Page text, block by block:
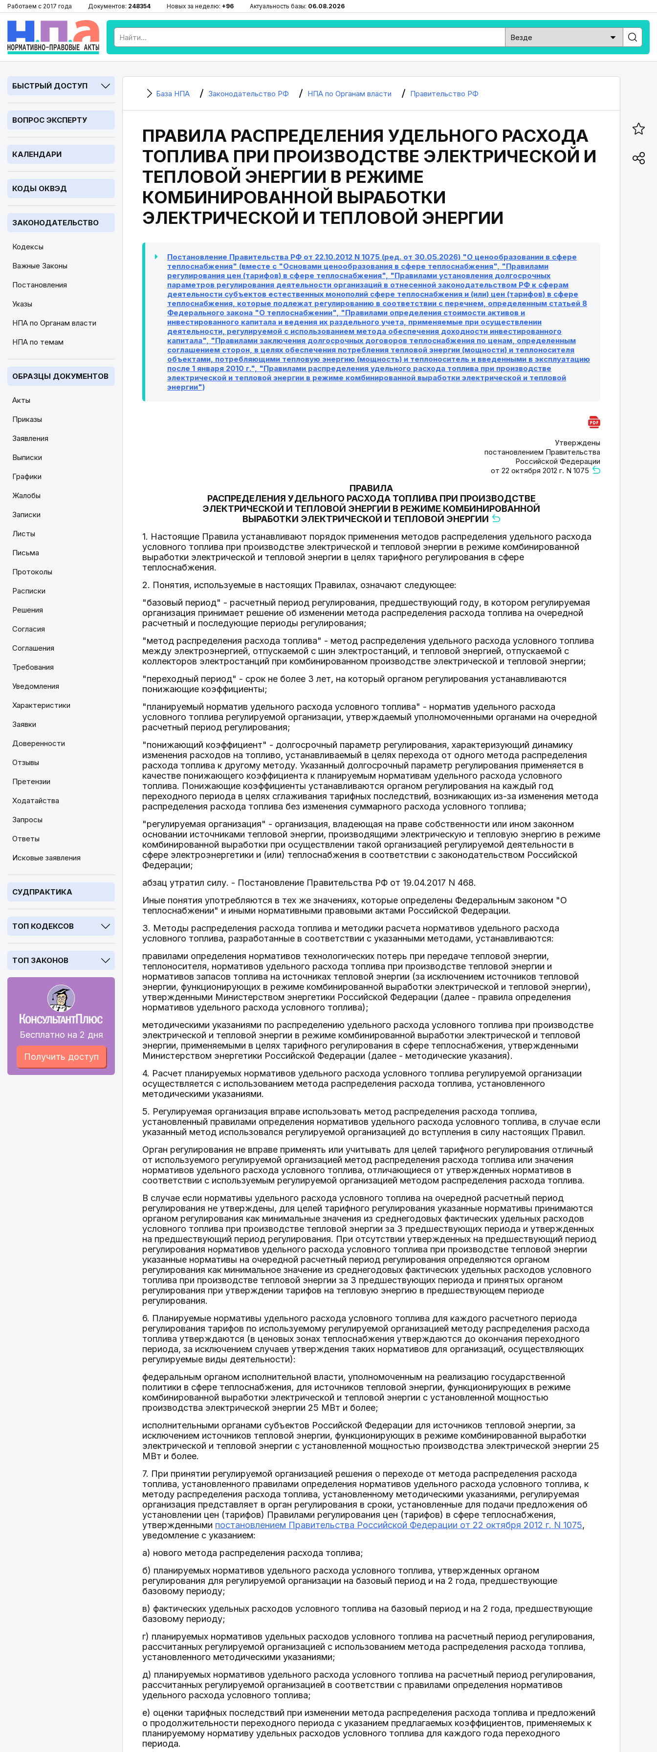
Работаем с 2017 года Документов: 248354 Новых за неделю: +96 Актуальность базы: 06.08.2026
БЫСТРЫЙ ДОСТУП
ВОПРОС ЭКСПЕРТУ
КАЛЕНДАРИ
КОДЫ ОКВЭД
ЗАКОНОДАТЕЛЬСТВО
Кодексы
Важные Законы
Постановления
Указы
НПА по Органам власти
НПА по темам
ОБРАЗЦЫ ДОКУМЕНТОВ
Акты
Приказы
Заявления
Выписки
Графики
Жалобы
Записки
Листы
Письма
Протоколы
Расписки
Решения
Согласия
Соглашения
Требования
Уведомления
Характеристики
Заявки
Доверенности
Отзывы
Претензии
Ходатайства
Запросы
Ответы
Исковые заявления
СУДПРАКТИКА
ТОП КОДЕКСОВ
ТОП ЗАКОНОВ
Бесплатно на 2 дня
Получить доступ
База НПА Законодательство РФ НПА по Органам власти Правительство РФ
ПРАВИЛА РАСПРЕДЕЛЕНИЯ УДЕЛЬНОГО РАСХОДА
ТОПЛИВА ПРИ ПРОИЗВОДСТВЕ ЭЛЕКТРИЧЕСКОЙ И
ТЕПЛОВОЙ ЭНЕРГИИ В РЕЖИМЕ
КОМБИНИРОВАННОЙ ВЫРАБОТКИ
ЭЛЕКТРИЧЕСКОЙ И ТЕПЛОВОЙ ЭНЕРГИИ
Постановление Правительства РФ от 22.10.2012 N 1075 (ред. от 30.05.2026) "О ценообразовании в сфере
теплоснабжения" (вместе с "Основами ценообразования в сфере теплоснабжения", "Правилами
регулирования цен (тарифов) в сфере теплоснабжения", "Правилами установления долгосрочных
параметров регулирования деятельности организаций в отнесенной законодательством РФ к сферам
деятельности субъектов естественных монополий сфере теплоснабжения и (или) цен (тарифов) в сфере
теплоснабжения, которые подлежат регулированию в соответствии с перечнем, определенным статьей 8
Федерального закона "О теплоснабжении", "Правилами определения стоимости активов и
инвестированного капитала и ведения их раздельного учета, применяемые при осуществлении
деятельности, регулируемой с использованием метода обеспечения доходности инвестированного
капитала", "Правилами заключения долгосрочных договоров теплоснабжения по ценам, определенным
соглашением сторон, в целях обеспечения потребления тепловой энергии (мощности) и теплоносителя
объектами, потребляющими тепловую энергию (мощность) и теплоноситель и введенными в эксплуатацию
после 1 января 2010 г.", "Правилами распределения удельного расхода топлива при производстве
электрической и тепловой энергии в режиме комбинированной выработки электрической и тепловой
энергии")
Утверждены
постановлением Правительства
Российской Федерации
от 22 октября 2012 г. N 1075
ПРАВИЛА
РАСПРЕДЕЛЕНИЯ УДЕЛЬНОГО РАСХОДА ТОПЛИВА ПРИ ПРОИЗВОДСТВЕ
ЭЛЕКТРИЧЕСКОЙ И ТЕПЛОВОЙ ЭНЕРГИИ В РЕЖИМЕ КОМБИНИРОВАННОЙ
ВЫРАБОТКИ ЭЛЕКТРИЧЕСКОЙ И ТЕПЛОВОЙ ЭНЕРГИИ
1. Настоящие Правила устанавливают порядок применения методов распределения удельного расхода
условного топлива при производстве электрической и тепловой энергии в режиме комбинированной
выработки электрической и тепловой энергии в целях тарифного регулирования в сфере
теплоснабжения.
2. Понятия, используемые в настоящих Правилах, означают следующее:
"базовый период" - расчетный период регулирования, предшествующий году, в котором регулируемая
организация принимает решение об изменении метода распределения расхода топлива на очередной
расчетный и последующие периоды регулирования;
"метод распределения расхода топлива" - метод распределения удельного расхода условного топлива
между электроэнергией, отпускаемой с шин электростанций, и тепловой энергией, отпускаемой с
коллекторов электростанций при комбинированном производстве электрической и тепловой энергии;
"переходный период" - срок не более 3 лет, на который органом регулирования устанавливаются
понижающие коэффициенты;
"планируемый норматив удельного расхода условного топлива" - норматив удельного расхода
условного топлива регулируемой организации, утверждаемый уполномоченными органами на очередной
расчетный период регулирования;
"понижающий коэффициент" - долгосрочный параметр регулирования, характеризующий динамику
изменения расходов на топливо, устанавливаемый в целях перехода от одного метода распределения
расхода топлива к другому методу. Указанный долгосрочный параметр регулирования применяется в
качестве понижающего коэффициента к планируемым нормативам удельного расхода условного
топлива. Понижающие коэффициенты устанавливаются органом регулирования на каждый год
переходного периода в целях сглаживания тарифных последствий, возникающих из-за изменения метода
распределения расхода топлива без изменения суммарного расхода условного топлива;
"регулируемая организация" - организация, владеющая на праве собственности или ином законном
основании источниками тепловой энергии, производящими электрическую и тепловую энергию в режиме
комбинированной выработки при осуществлении такой организацией регулируемой деятельности в
сфере электроэнергетики и (или) теплоснабжения в соответствии с законодательством Российской
Федерации;
абзац утратил силу. - Постановление Правительства РФ от 19.04.2017 N 468.
Иные понятия употребляются в тех же значениях, которые определены Федеральным законом "О
теплоснабжении" и иными нормативными правовыми актами Российской Федерации.
3. Методы распределения расхода топлива и методики расчета нормативов удельного расхода
условного топлива, разработанные в соответствии с указанными методами, устанавливаются:
правилами определения нормативов технологических потерь при передаче тепловой энергии,
теплоносителя, нормативов удельного расхода топлива при производстве тепловой энергии и
нормативов запасов топлива на источниках тепловой энергии (за исключением источников тепловой
энергии, функционирующих в режиме комбинированной выработки электрической и тепловой энергии),
утвержденными Министерством энергетики Российской Федерации (далее - правила определения
нормативов удельного расхода условного топлива);
методическими указаниями по распределению удельного расхода условного топлива при производстве
электрической и тепловой энергии в режиме комбинированной выработки электрической и тепловой
энергии, применяемыми в целях тарифного регулирования в сфере теплоснабжения, утвержденными
Министерством энергетики Российской Федерации (далее - методические указания).
4. Расчет планируемых нормативов удельного расхода условного топлива регулируемой организации
осуществляется с использованием метода распределения расхода топлива, установленного
методическими указаниями.
5. Регулируемая организация вправе использовать метод распределения расхода топлива,
установленный правилами определения нормативов удельного расхода условного топлива, в случае если
указанный метод использовался регулируемой организацией до вступления в силу настоящих Правил.
Орган регулирования не вправе применять или учитывать для целей тарифного регулирования отличный
от используемого регулируемой организацией метод распределения расхода топлива или значения
нормативов удельного расхода условного топлива, отличающиеся от утвержденных нормативов в
соответствии с используемым регулируемой организацией методом распределения расхода топлива.
В случае если нормативы удельного расхода условного топлива на очередной расчетный период
регулирования не утверждены, для целей тарифного регулирования указанные нормативы принимаются
органом регулирования как минимальные значения из среднегодовых фактических удельных расходов
условного топлива при производстве тепловой энергии за 3 предшествующих периода и утвержденных
на предшествующий период регулирования. При отсутствии утвержденных на предшествующий период
регулирования нормативов удельного расхода условного топлива при производстве тепловой энергии
указанные нормативы на очередной расчетный период регулирования определяются органом
регулирования как минимальное значение из среднегодовых фактических удельных расходов условного
топлива при производстве тепловой энергии за 3 предшествующих периода и принятых органом
регулирования при утверждении тарифов на тепловую энергию в предшествующем периоде
регулирования.
6. Планируемые нормативы удельного расхода условного топлива для каждого расчетного периода
регулирования тарифов по используемому регулируемой организацией методу распределения расхода
топлива утверждаются (в ценовых зонах теплоснабжения утверждаются до окончания переходного
периода, за исключением случаев утверждения таких нормативов для организаций, осуществляющих
регулируемые виды деятельности):
федеральным органом исполнительной власти, уполномоченным на реализацию государственной
политики в сфере теплоснабжения, для источников тепловой энергии, функционирующих в режиме
комбинированной выработки электрической и тепловой энергии с установленной мощностью
производства электрической энергии 25 МВт и более;
исполнительными органами субъектов Российской Федерации для источников тепловой энергии, за
исключением источников тепловой энергии, функционирующих в режиме комбинированной выработки
электрической и тепловой энергии с установленной мощностью производства электрической энергии 25
МВт и более.
7. При принятии регулируемой организацией решения о переходе от метода распределения расхода
топлива, установленного правилами определения нормативов удельного расхода условного топлива, к
методу распределения расхода топлива, установленному методическими указаниями, регулируемая
организация представляет в орган регулирования в сроки, установленные для подачи предложения об
установлении цен (тарифов) Правилами регулирования цен (тарифов) в сфере теплоснабжения,
утвержденными постановлением Правительства Российской Федерации от 22 октября 2012 г. N 1075,
уведомление с указанием:
а) нового метода распределения расхода топлива;
б) планируемых нормативов удельного расхода условного топлива, утвержденных органом
регулирования для регулируемой организации на базовый период и на 2 года, предшествующие
базовому периоду;
в) фактических удельных расходов условного топлива на базовый период и на 2 года, предшествующие
базовому периоду;
г) планируемых нормативов удельных расходов условного топлива на расчетный период регулирования,
рассчитанных регулируемой организацией с использованием метода распределения расхода топлива,
установленного методическими указаниями;
д) планируемых нормативов удельного расхода условного топлива на расчетный период регулирования,
рассчитанных регулируемой организацией в соответствии с правилами определения нормативов
удельного расхода условного топлива;
е) оценки тарифных последствий при изменении метода распределения расхода топлива и предложений
о продолжительности переходного периода с указанием предлагаемых коэффициентов, применяемых к
планируемому нормативу удельных расходов условного топлива для каждого года переходного
периода.